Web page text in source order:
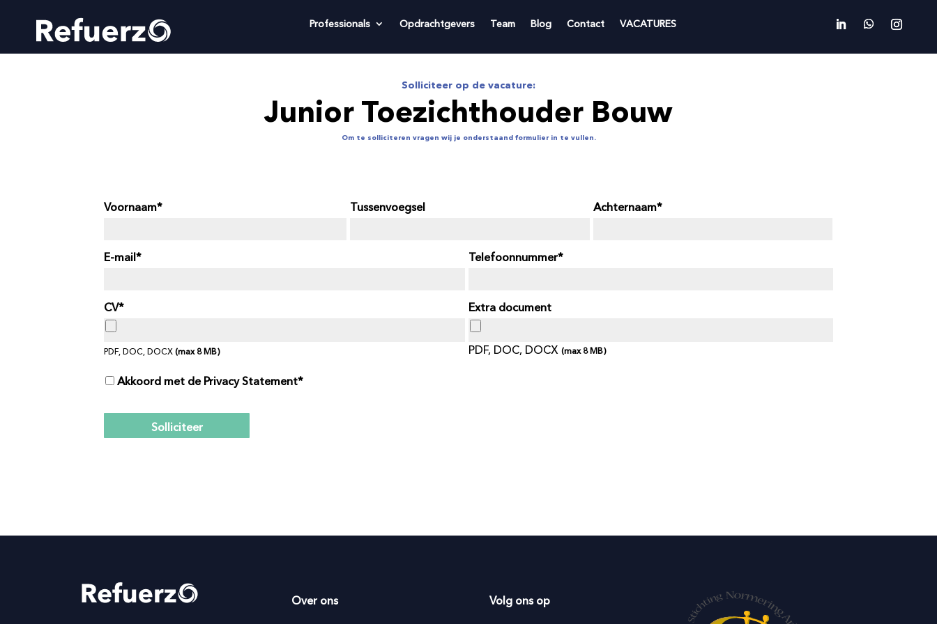
Professionals Opdrachtgevers Team Blog Contact VACATURES
Solliciteer op de vacature:
Junior Toezichthouder Bouw
Om te solliciteren vragen wij je onderstaand formulier in te vullen.
Voornaam Achternaam
Tussenvoegsel
CV
PDF, DOC, DOCX(max 8MB)
Extra document
PDF, DOC, DOCX (max 8MB)
E-mail Telefoonnummer
Akkoord met de Privacy Statement
Over ons Volg ons op